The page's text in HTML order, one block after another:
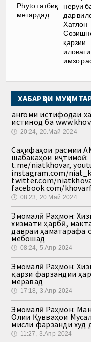
Phyto татбиқ
мегардад
неруи
дар
Хатлон
қарзии
имзо
ХАБАРҲОИ
Ҳангоми истифодаи
истинод ба
🕔 20:24, 20.Май 2024
Саҳифаҳои расмии
шабакаҳои
t.me/niatkhovar,
instagram.com/
twitter.com/
facebook.com/
🕔 08:23, 20.Май 2024
Эмомалӣ Раҳмон:
хизмати ҳарбӣ,
давраи ҳаматарафа
мебошад
🕔 08:24, 5.Апр 2024
Эмомалӣ Раҳмон:
қарзи фарзандии
меравад
🕔 17:18, 3.Апр 2024
Эмомалӣ Раҳмон:
Олии Қувваҳои
мисли фарзанди худ
🕔 11:27, 3.Апр 2024